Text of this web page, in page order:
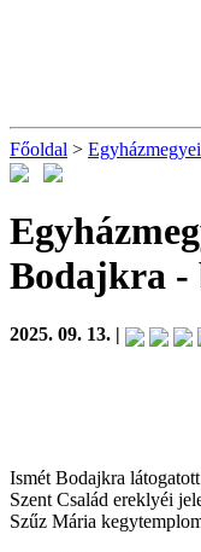
Főoldal >
Bodajkra -
2025. 09. 13. |
Ismét Bodajkra
Szent Család ereklyéi
Szűz Mária